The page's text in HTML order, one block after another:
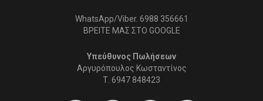
WhatsApp/Viber. 6988 356661
ΒΡΕΙΤΕ ΜΑΣ ΣΤΟ GOOGLE
Υπεύθυνος Πωλήσεων
Αργυρόπουλος Κωσταντίνος
Τ. 6947 848423